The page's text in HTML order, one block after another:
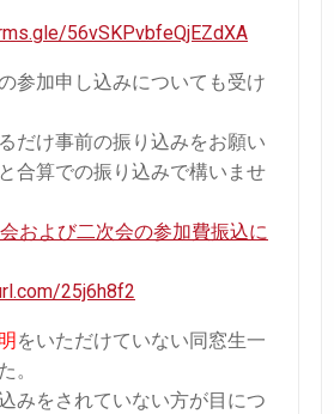
56vSKPvbfeQjEZdXA
参加申し込みについても受け
だけ事前の振り込みをお願い
合算での振り込みで構いませ
および二次会の参加費振込に
25j6h8f2
をいただけていない同窓生一
。
みをされていない方が目につ